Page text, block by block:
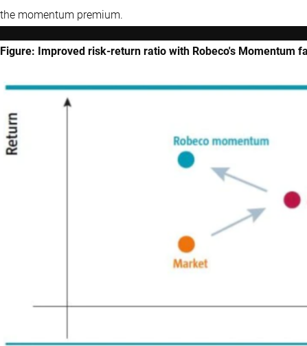
the momentum premium.
Figure: Improved risk-return ratio with Robeco's Momentum